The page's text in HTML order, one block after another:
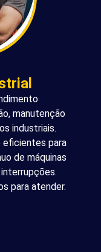
manutenção
industriais.
eficientes para
de máquinas
para atender.